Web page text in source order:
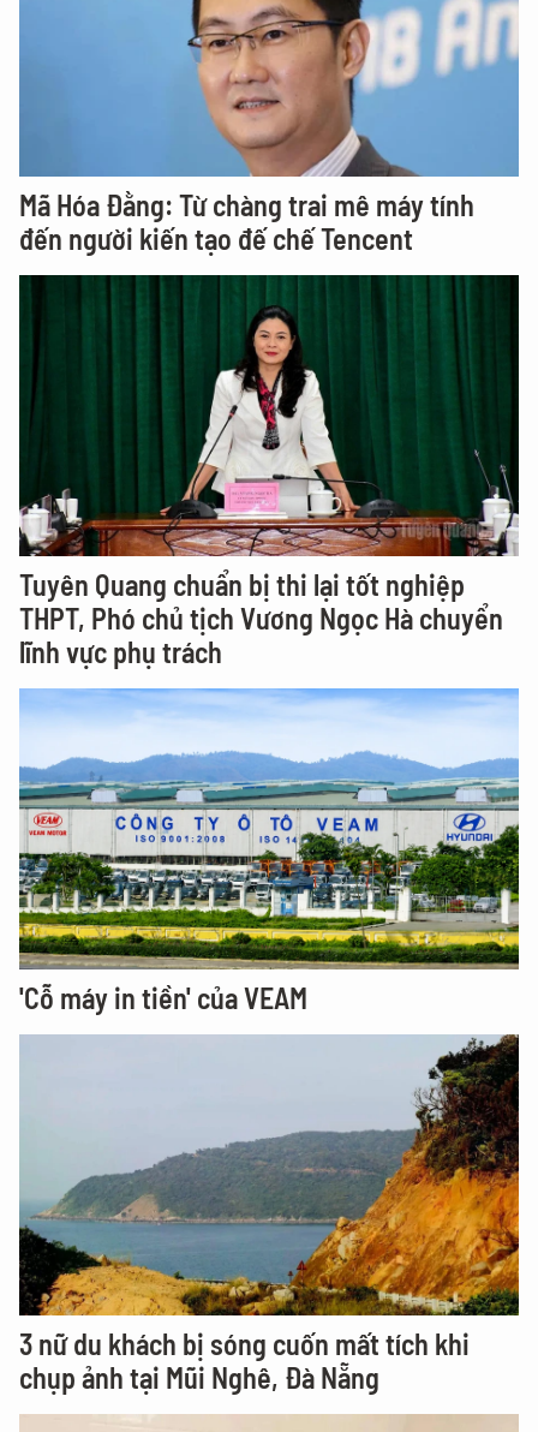
Mã Hóa Đằng: Từ chàng trai mê máy tính
đến người kiến tạo đế chế Tencent
Tuyên Quang chuẩn bị thi lại tốt nghiệp
THPT, Phó chủ tịch Vương Ngọc Hà chuyển
lĩnh vực phụ trách
'Cỗ máy in tiền' của VEAM
3 nữ du khách bị sóng cuốn mất tích khi
chụp ảnh tại Mũi Nghê, Đà Nẵng